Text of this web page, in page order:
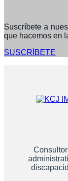
Suscríbete a
que hacemos en
SUSCRÍBETE